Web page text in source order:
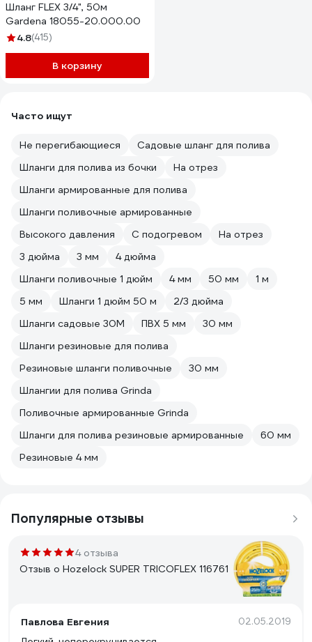
Шланг FLEX 3/4", 50м
Gardena 18055-20.000.00
4.8(415)
В корзину
Часто ищут
Не перегибающиеся
Садовые шланг для полива
Шланги для полива из бочки
На отрез
Шланги армированные для полива
Шланги поливочные армированные
Высокого давления
С подогревом
На отрез
3 дюйма
3 мм
4 дюйма
Шланги поливочные 1 дюйм
4 мм 50 мм
1 м
5 мм
Шланги 1 дюйм 50 м
2/3 дюйма
Шланги садовые 30М
ПВХ 5 мм
30 мм
Шланги резиновые для полива
Резиновые шланги поливочные
30 мм
Шлангии для полива Grinda
Поливочные армированные Grinda
Шланги для полива резиновые армированные
60 мм
Резиновые 4 мм
Популярные отзывы
4 отзыва
Отзыв о Hozelock SUPER TRICOFLEX 116761
Павлова Евгения 02.05.2019